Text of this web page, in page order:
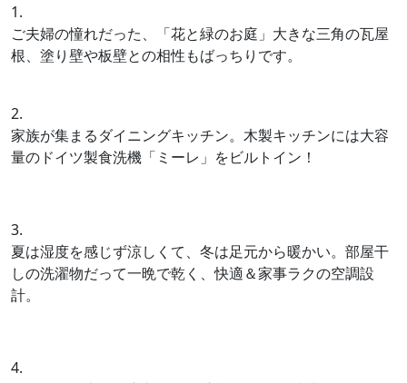
1.
ご夫婦の憧れだった、「花と緑のお庭」大きな三角の瓦屋
根、塗り壁や板壁との相性もばっちりです。
2.
家族が集まるダイニングキッチン。木製キッチンには大容
量のドイツ製食洗機「ミーレ」をビルトイン！
3.
夏は湿度を感じず涼しくて、冬は足元から暖かい。部屋干
しの洗濯物だって一晩で乾く、快適＆家事ラクの空調設
計。
4.